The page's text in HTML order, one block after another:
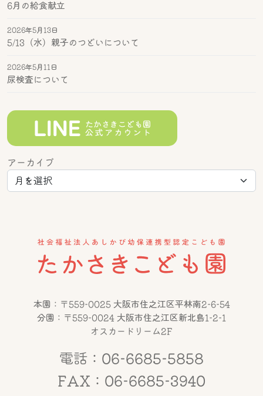
6月の給食献立
5/13（水）親子のつどいについて
2026年5月13日
尿検査について
2026年5月11日
アーカイブ
本園：〒559-0025 大阪市住之江区平林南2-6-54
分園：〒559-0024 大阪市住之江区新北島1-2-1
オスカードリーム2F
電話：06-6685-5858
FAX：06-6685-3940